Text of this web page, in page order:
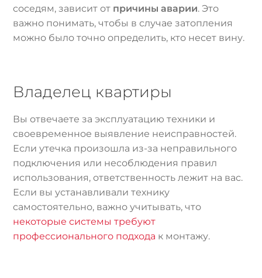
соседям, зависит от причины аварии. Это
важно понимать, чтобы в случае затопления
можно было точно определить, кто несет вину.
Владелец квартиры
Вы отвечаете за эксплуатацию техники и
своевременное выявление неисправностей.
Если утечка произошла из-за неправильного
подключения или несоблюдения правил
использования, ответственность лежит на вас.
Если вы устанавливали технику
самостоятельно, важно учитывать, что
некоторые системы требуют
профессионального подхода к монтажу.